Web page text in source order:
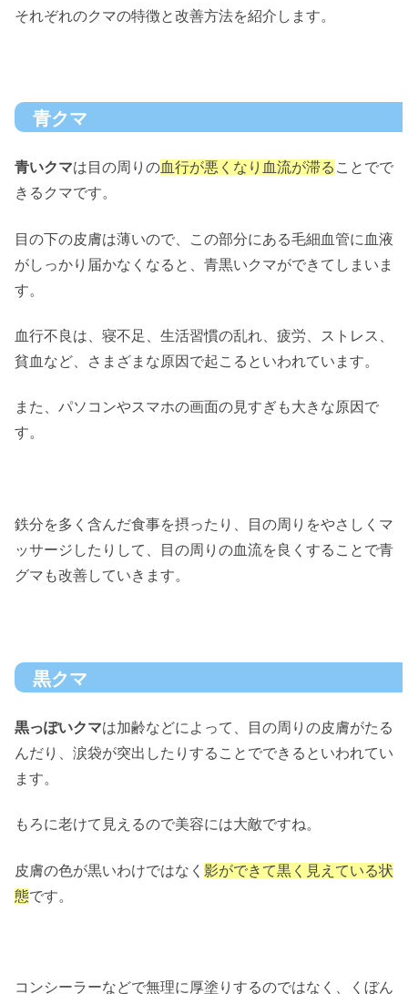
それぞれのクマの特徴と改善方法を紹介します。
青クマ
青いクマは目の周りの血行が悪くなり血流が滞る ことでで
きるクマです。
目の下の皮膚は薄いので、この部分にある毛細血管に血液
がしっかり届かなくなると、青黒いクマができてしまいま
す。
血行不良は、寝不足、生活習慣の乱れ、疲労、ストレス、
貧血など、さまざまな原因で起こるといわれています。
また、パソコンやスマホの画面の見すぎも大きな原因で
す。
鉄分を多く含んだ食事を摂ったり、目の周りをやさしくマ
ッサージしたりして、目の周りの血流を良くすることで青
グマも改善していきます。
黒クマ
黒っぽいクマは加齢などによって、目の周りの皮膚がたる
んだり、涙袋が突出したりすることでできるといわれてい
ます。
もろに老けて見えるので美容には大敵ですね。
皮膚の色が黒いわけではなく 影ができて黒く見えている状
態です。
コンシーラーなどで無理に厚塗りするのではなく、くぼん